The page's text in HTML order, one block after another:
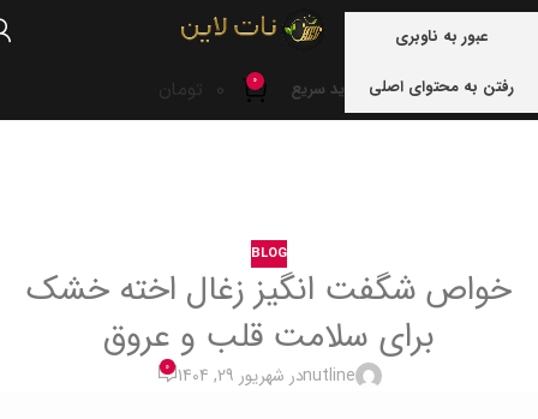
عبور به ناوبری
رفتن به محتوای اصلی
خرید سریع 0
0 تومان
BLOG
خواص شگفت انگیز زغال اخته خشک
برای سلامت قلب و عروق
nutlineدر شهریور 29, 1404 0